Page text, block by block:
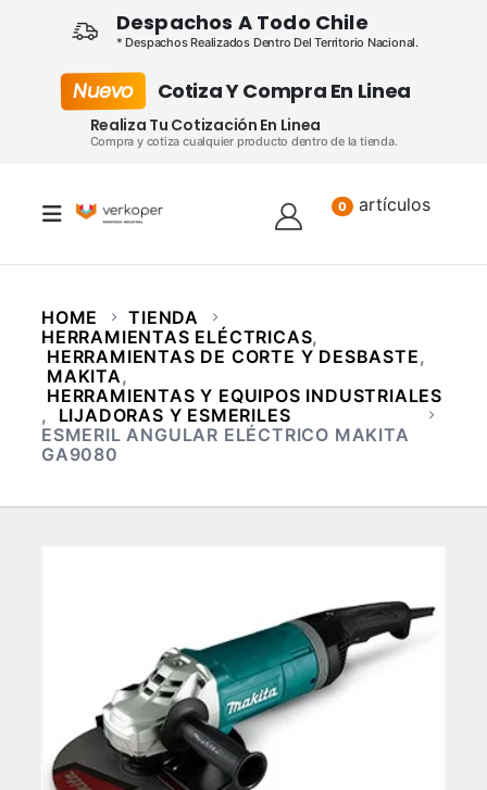
Despachos A Todo Chile
* Despachos Realizados Dentro Del Territorio Nacional.
Nuevo Cotiza Y Compra En Linea
Realiza Tu Cotización En Linea
Compra y cotiza cualquier producto dentro de la tienda.
0 artículos
HOME
TIENDA
HERRAMIENTAS ELÉCTRICAS,
HERRAMIENTAS DE CORTE Y DESBASTE,
MAKITA,
HERRAMIENTAS Y EQUIPOS INDUSTRIALES
,
LIJADORAS Y ESMERILES
ESMERIL ANGULAR ELÉCTRICO MAKITA
GA9080